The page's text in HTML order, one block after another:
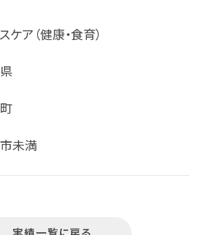
ケア（健康・食育）
未満